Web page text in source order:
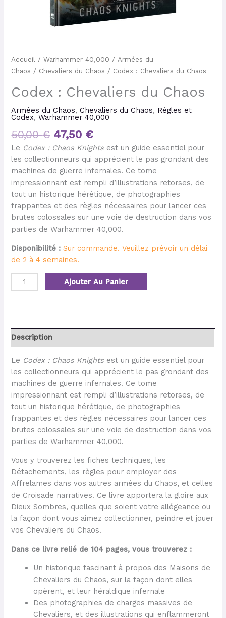
Accueil /Warhammer 40,000 /Armées du
Chaos / Chevaliers du Chaos / Codex : Chevaliers du Chaos
Codex : Chevaliers du Chaos
Armées du Chaos,Chevaliers du Chaos, Règles et
Codex,Warhammer 40,000
50,00€ 47,50 €
Le Codex : Chaos Knights est un guide essentiel pour
les collectionneurs qui apprécient le pas grondant des
machines de guerre infernales. Ce tome
impressionnant est rempli d’illustrations retorses, de
tout un historique hérétique, de photographies
frappantes et des règles nécessaires pour lancer ces
brutes colossales sur une voie de destruction dans vos
parties de Warhammer 40,000.
Disponibilité : Sur commande. Veuillez prévoir un délai
de 2 à 4 semaines.
Ajouter Au Panier
Description
Le Codex : Chaos Knights est un guide essentiel pour
les collectionneurs qui apprécient le pas grondant des
machines de guerre infernales. Ce tome
impressionnant est rempli d’illustrations retorses, de
tout un historique hérétique, de photographies
frappantes et des règles nécessaires pour lancer ces
brutes colossales sur une voie de destruction dans vos
parties de Warhammer 40,000.
Vous y trouverez les fiches techniques, les
Détachements, les règles pour employer des
Affrelames dans vos autres armées du Chaos, et celles
de Croisade narratives. Ce livre apportera la gloire aux
Dieux Sombres, quelles que soient votre allégeance ou
la façon dont vous aimez collectionner, peindre et jouer
vos Chevaliers du Chaos.
Dans ce livre relié de 104 pages, vous trouverez :
Un historique fascinant à propos des Maisons de
Chevaliers du Chaos, sur la façon dont elles
opèrent, et leur héraldique infernale
Des photographies de charges massives de
Chevaliers, et des illustrations qui enflammeront